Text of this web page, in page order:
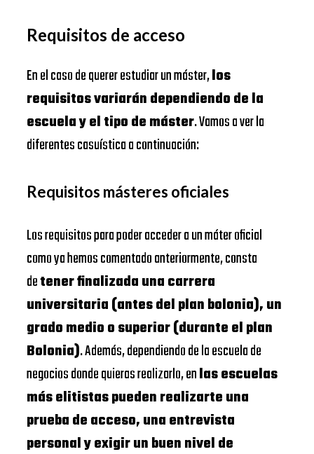
Requisitos de acceso
En el caso de querer estudiar un máster,los
requisitos variarán dependiendo de la
escuela y el tipo de máster. Vamos a ver la
diferentes casuística a continuación:
Requisitos másteres oficiales
Los requisitos para poder acceder a un máter oficial
como ya hemos comentado anteriormente, consta
detener finalizada una carrera
universitaria (antes del plan bolonia), un
grado medio o superior (durante el plan
Bolonia). Además, dependiendo de la escuela de
negocios donde quieras realizarlo, enlas escuelas
más elitistas pueden realizarte una
prueba de acceso, una entrevista
personal y exigir un buen nivel de